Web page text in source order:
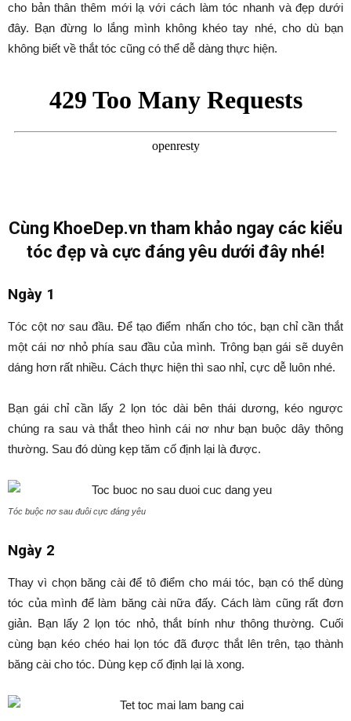
cho bản thân thêm mới lạ với cách làm tóc nhanh và đẹp dưới
đây. Bạn đừng lo lắng mình không khéo tay nhé, cho dù bạn
không biết về thắt tóc cũng có thể dễ dàng thực hiện.
Cùng KhoeDep.vn tham khảo ngay các kiểu
tóc đẹp và cực đáng yêu dưới đây nhé!
Ngày 1
Tóc cột nơ sau đầu. Để tạo điểm nhấn cho tóc, bạn chỉ cần thắt
một cái nơ nhỏ phía sau đầu của mình. Trông bạn gái sẽ duyên
dáng hơn rất nhiều. Cách thực hiện thì sao nhỉ, cực dễ luôn nhé.
Bạn gái chỉ cần lấy 2 lọn tóc dài bên thái dương, kéo ngược
chúng ra sau và thắt theo hình cái nơ như bạn buộc dây thông
thường. Sau đó dùng kẹp tăm cố định lại là được.
Tóc buộc nơ sau đuôi cực đáng yêu
Ngày 2
Thay vì chọn băng cài để tô điểm cho mái tóc, bạn có thể dùng
tóc của mình để làm băng cài nữa đấy. Cách làm cũng rất đơn
giản. Bạn lấy 2 lọn tóc nhỏ, thắt bính như thông thường. Cuối
cùng bạn kéo chéo hai lọn tóc đã được thắt lên trên, tạo thành
băng cài cho tóc. Dùng kẹp cố định lại là xong.